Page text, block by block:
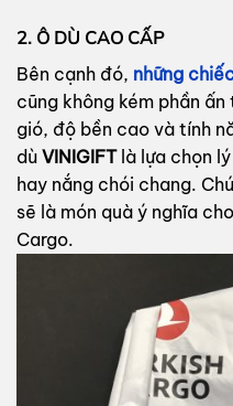
2. Ô DÙ CAO CẤP
Bên cạnh đó, những
cũng không kém phần
gió, độ bền cao và tính
dù VINIGIFTlà lựa chọn
hay nắng chói chang.
sẽ là món quà ý nghĩa
Cargo.